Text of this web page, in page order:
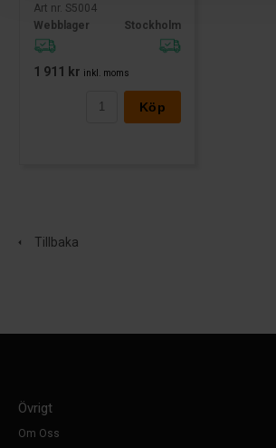
Art nr. S5004
Webblager
Stockholm
1 911 kr inkl. moms
Köp
Tillbaka
Övrigt
Om Oss